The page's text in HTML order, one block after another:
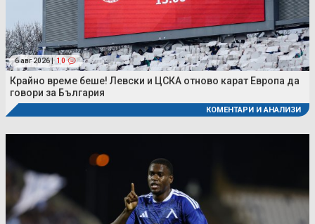
6 авг 2026 | 10
Крайно време беше! Левски и ЦСКА отново карат Европа да
говори за България
КОМЕНТАРИ И АНАЛИЗИ